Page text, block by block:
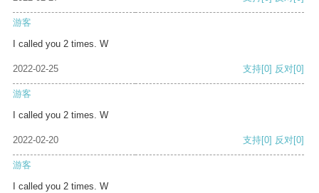
游客
I called you 2 times. W
2022-02-25 支持[0] 反对[0]
游客
I called you 2 times. W
2022-02-20 支持[0] 反对[0]
游客
I called you 2 times. W